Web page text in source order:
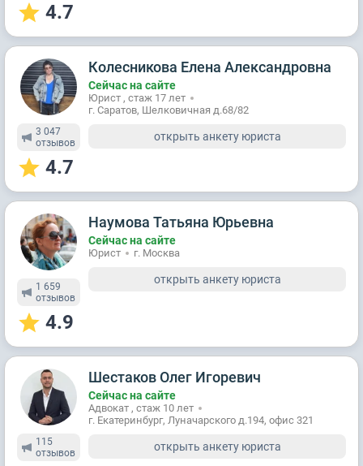
4.7
3 047
отзывов
4.7
Колесникова Елена Александровна
Сейчас на сайте
Юрист , стаж 17 лет
г. Саратов, Шелковичная д.68/82
открыть анкету юриста
1 659
отзывов
4.9
Наумова Татьяна Юрьевна
Сейчас на сайте
Юрист г. Москва
открыть анкету юриста
115
отзывов
Шестаков Олег Игоревич
Сейчас на сайте
Адвокат , стаж 10 лет
г. Екатеринбург, Луначарского д.194, офис 321
открыть анкету юриста